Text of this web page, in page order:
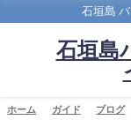
石垣島
石垣島
ホーム ガイド ブログ